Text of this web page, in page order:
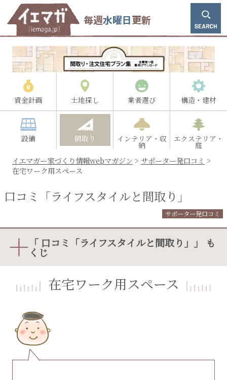
毎週水曜日更新
資金計画 土地探し 業者選び 構造・建材
設備 間取り インテリア・収
納
エクステリア・
庭
イエマガー家づくり情報webマガジン > サポーター発口コミ >
在宅ワーク用スペース
口コミ「ライフスタイルと間取り」
サポーター発口コミ
「 口コミ「ライフスタイルと間取り」」 も
くじ
在宅ワーク用スペース